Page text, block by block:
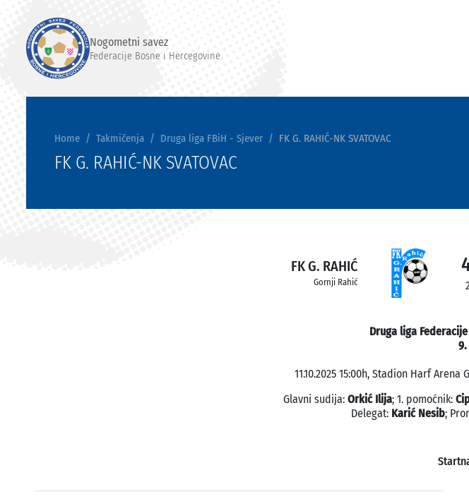
Nogometni savez
Federacije Bosne i Hercegovine
Home Takmičenja Druga liga FBiH - Sjever FK G. RAHIĆ-NK SVATOVAC
FK G. RAHIĆ-NK SVATOVAC
FK G. RAHIĆ
Gornji Rahić
Druga liga Federacije
11.10.2025 15:00h, Stadion Harf
Glavni sudija: Orkić Ilija; 1. pomoćnik:
Delegat: Karić Nesib;